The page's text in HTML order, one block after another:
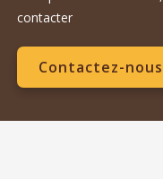
contacter
Contactez-nous